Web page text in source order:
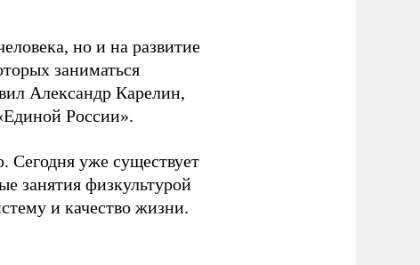
но и на развитие
заниматься
Александр Карелин,
России».
Сегодня уже существует
занятия физкультурой
и качество жизни.